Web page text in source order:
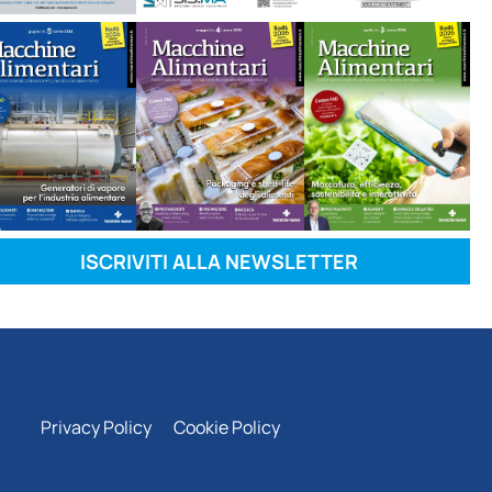
ISCRIVITI ALLA NEWSLETTER
Privacy Policy Cookie Policy